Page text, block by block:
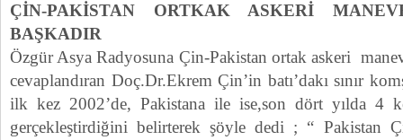
ÇİN-PAKİSTAN ORTKAK ASKERİ
BAŞKADIR
Özgür Asya Radyosuna Çin-Pakistan ortak askeri
cevaplandıran Doç.Dr.Ekrem Çin’in batı’dakı sınır
ilk kez 2002’de, Pakistana ile ise,son dört yılda 4
gerçekleştirdiğini belirterek şöyle dedi ; “ Pakistan